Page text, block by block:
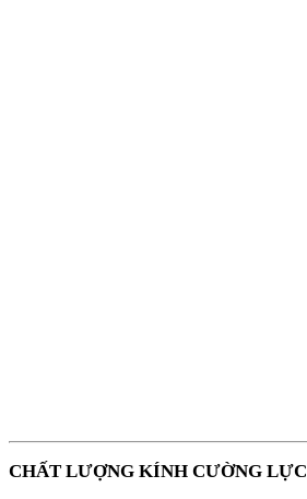
CHẤT LƯỢNG KÍNH CƯỜNG LỰC